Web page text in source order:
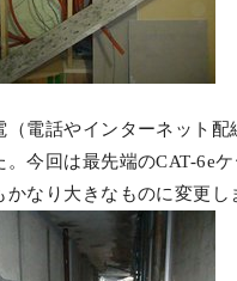
（電話やインターネット配
。今回は最先端のCAT-6e
かなり大きなものに変更し